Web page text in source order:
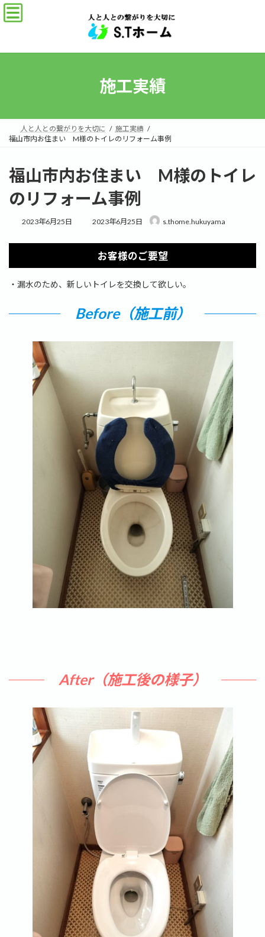
コ
ン
ツ
ナ
ビ
シ
施工実績
人と人との繋がりを大切に
施工実績
福山市内お住まい M様のトイレのリフォーム事例
福山市内お住まい M様のトイレ
のリフォーム事例
2023年6月25日
最
新
日
2023年6月25日 s.thome.hukuyama
お客様のご要望
・漏水のため、新しいトイレを交換して欲しい。
Before（施工前）
After（施工後の様子）